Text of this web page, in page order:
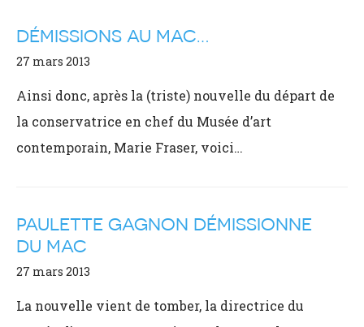
DÉMISSIONS AU MAC…
27 mars 2013
Ainsi donc, après la (triste) nouvelle du départ de
la conservatrice en chef du Musée d’art
contemporain, Marie Fraser, voici…
PAULETTE GAGNON DÉMISSIONNE
DU MAC
27 mars 2013
La nouvelle vient de tomber, la directrice du